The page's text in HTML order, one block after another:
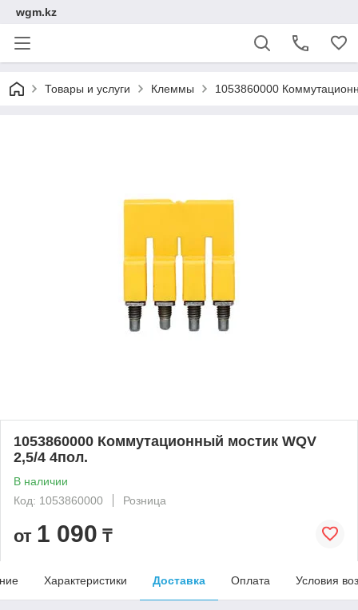
wgm.kz
Товары и услуги Клеммы 1053860000
1053860000 Коммутационный мостик WQV
2,5/4 4пол.
В наличии
Код: 1053860000
Розница
от 1 090 ₸
Характеристики Доставка Оплата Условия